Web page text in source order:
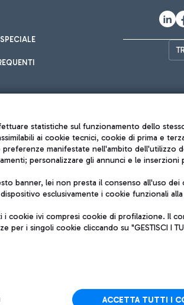
Roma FCO
L'aeroporto
QUALITÀ SOSTENIBILITÀ
statistiche sul funzionamento dello
ai cookie tecnici, cookie di prima e
manifestate nell'ambito dell'utilizzo
personalizzare gli annunci e le inserzioni
banner, lei non presta il consenso all'uso dei
esclusivamente i cookie funzionali
i cookie ivi compresi cookie di profilazione. Il
i singoli cookie cliccando su "GESTISCI I
ACCETTA TUTTI I